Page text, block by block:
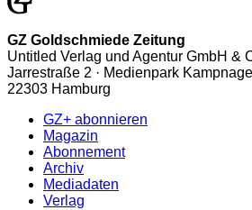
GZ Goldschmiede Zeitung
Untitled Verlag und Agentur GmbH &
Jarrestraße 2 · Medienpark Kampnagel
22303 Hamburg
GZ+ abonnieren
Magazin
Abonnement
Archiv
Mediadaten
Verlag